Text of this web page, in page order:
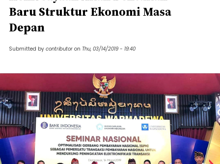
Baru Struktur Ekonomi Masa
Depan
Submitted by contributor on Thu, 03/14/2019 - 19:40